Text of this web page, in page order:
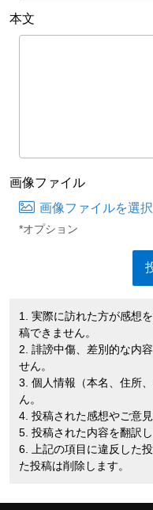
本文
画像ファイル
画像ファイルを選択
*オプション
1. 実際に訪れた方が感想
稿できません。
2. 誹謗中傷、差別的な内
せん。
3. 個人情報（本名、住所
ん。
4. 投稿された感想やご意
5. 投稿された内容を翻訳
6. 上記の項目に違反した
た投稿は削除します。